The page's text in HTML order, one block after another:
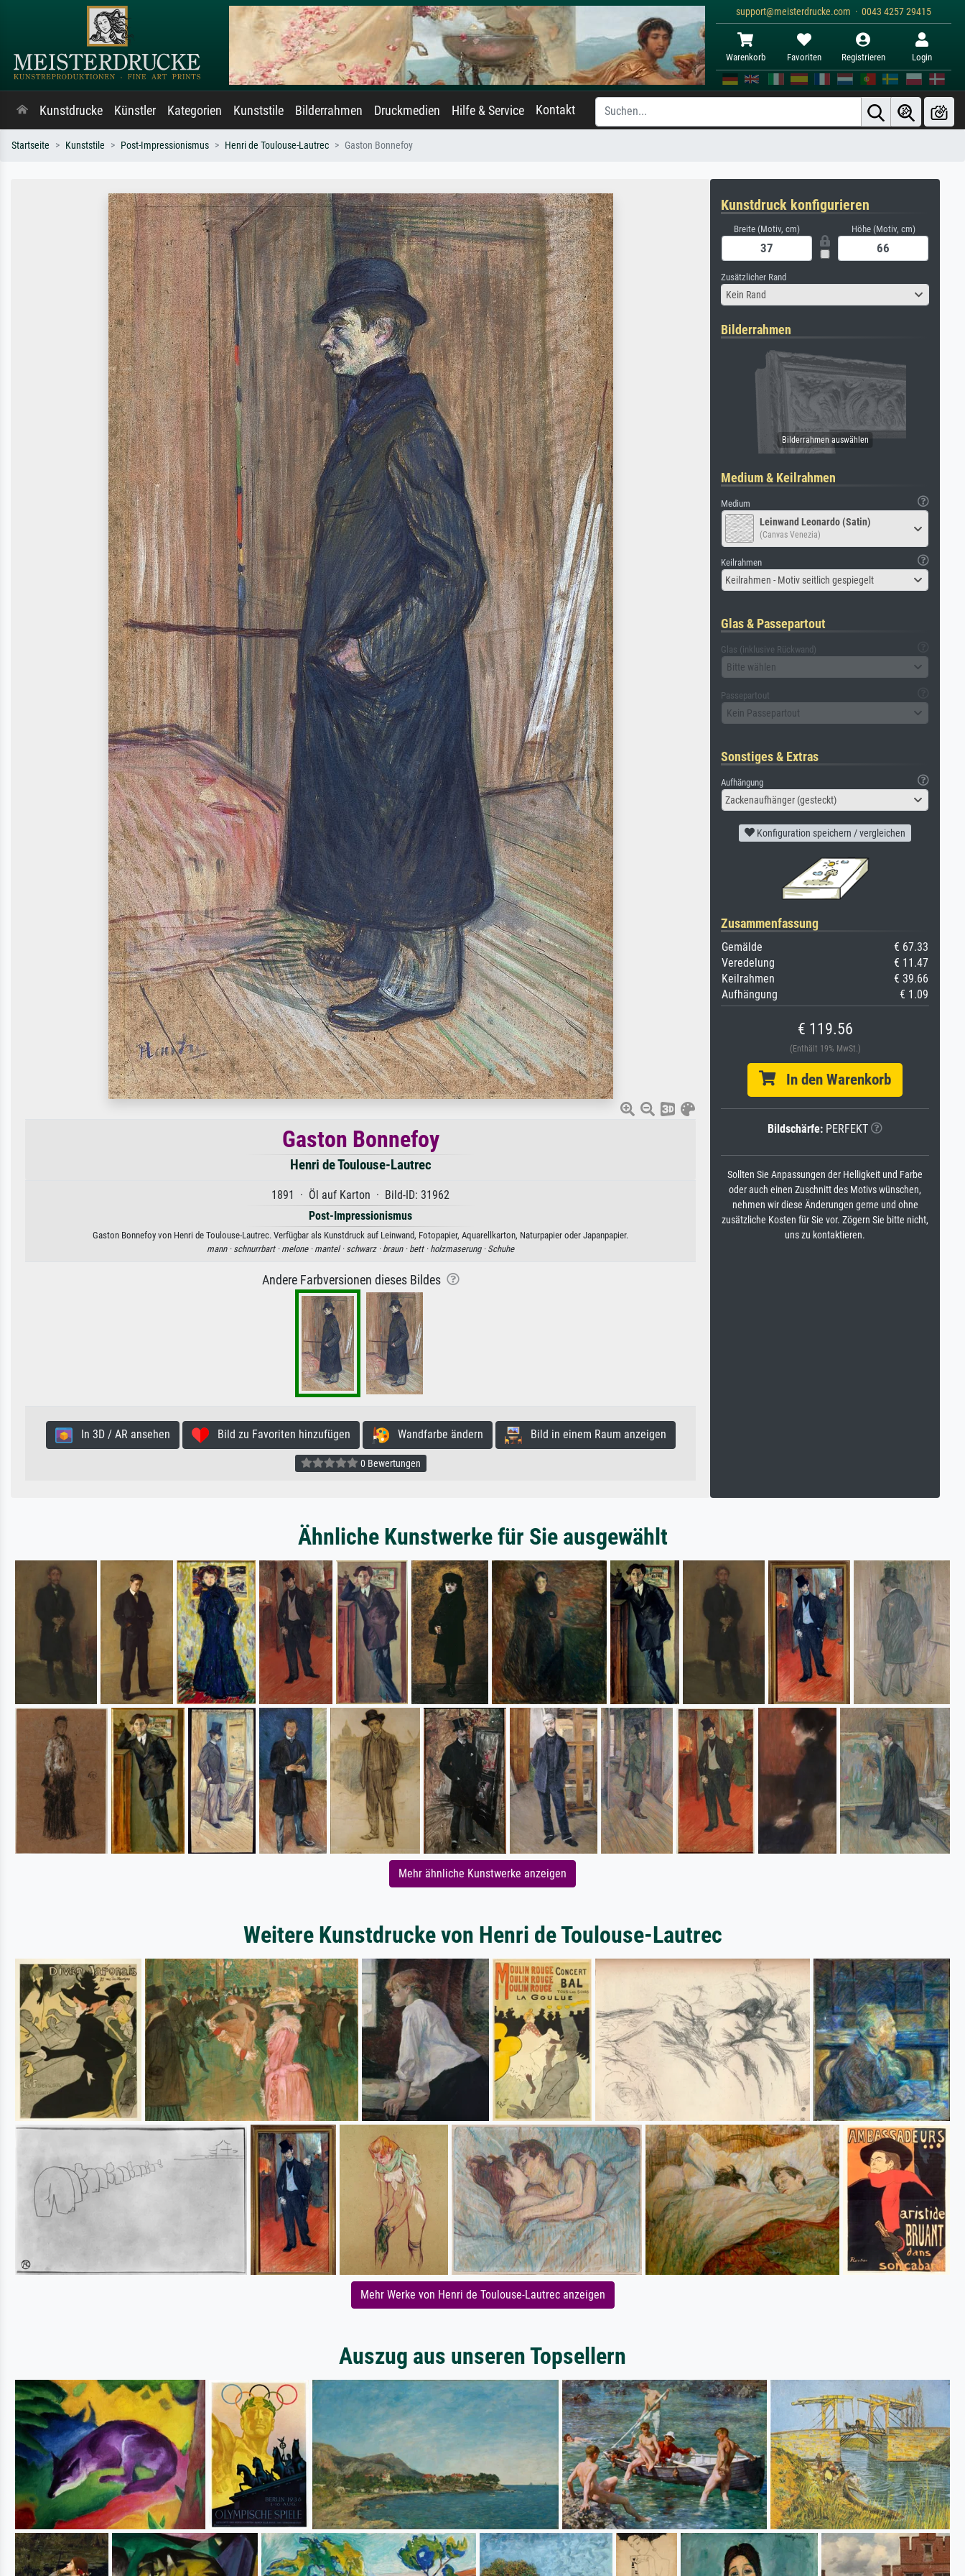
support@meisterdrucke.com · 0043 4257 29415
Warenkorb Favoriten Registrieren Login
Kunstdrucke Künstler Kategorien Kunststile Bilderrahmen Druckmedien Hilfe & Service Kontakt
Startseite Kunststile Post-Impressionismus Henri de Toulouse-Lautrec Gaston Bonnefoy
Gaston Bonnefoy
Henri de Toulouse-Lautrec
1891 · Öl auf Karton · Bild-ID: 31962
Post-Impressionismus
Gaston Bonnefoy von Henri de Toulouse-Lautrec. Verfügbar als Kunstdruck auf Leinwand, Fotopapier, Aquarellkarton, Naturpapier oder Japanpapier.
mann · schnurrbart · melone · mantel · schwarz · braun · bett · holzmaserung · Schuhe
Andere Farbversionen dieses Bildes
In 3D / AR ansehen Bild zu Favoriten hinzufügen Wandfarbe ändern Bild in einem Raum anzeigen
0 Bewertungen
Kunstdruck konfigurieren
Breite (Motiv, cm) Höhe (Motiv, cm)
Zusätzlicher Rand
Kein Rand
Bilderrahmen
Medium & Keilrahmen
Medium
Leinwand Leonardo (Satin)
(Canvas Venezia)
Keilrahmen
Keilrahmen - Motiv seitlich gespiegelt
Glas & Passepartout
Glas (inklusive Rückwand)
Bitte wählen
Passepartout
Kein Passepartout
Sonstiges & Extras
Aufhängung
Zackenaufhänger (gesteckt)
Konfiguration speichern / vergleichen
Zusammenfassung
Gemälde
€ 67.33
Veredelung
€ 11.47
Keilrahmen
€ 39.66
Aufhängung
€ 1.09
€ 119.56
(Enthält 19% MwSt.)
In den Warenkorb
Bildschärfe: PERFEKT
Sollten Sie Anpassungen der Helligkeit und Farbe
oder auch einen Zuschnitt des Motivs wünschen,
nehmen wir diese Änderungen gerne und ohne
zusätzliche Kosten für Sie vor. Zögern Sie bitte nicht,
uns zu kontaktieren.
Ähnliche Kunstwerke für Sie ausgewählt
Mehr ähnliche Kunstwerke anzeigen
Weitere Kunstdrucke von Henri de Toulouse-Lautrec
Mehr Werke von Henri de Toulouse-Lautrec anzeigen
Auszug aus unseren Topsellern